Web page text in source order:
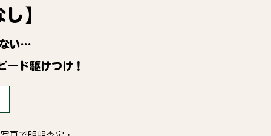
】
い…
ード駆けつけ！